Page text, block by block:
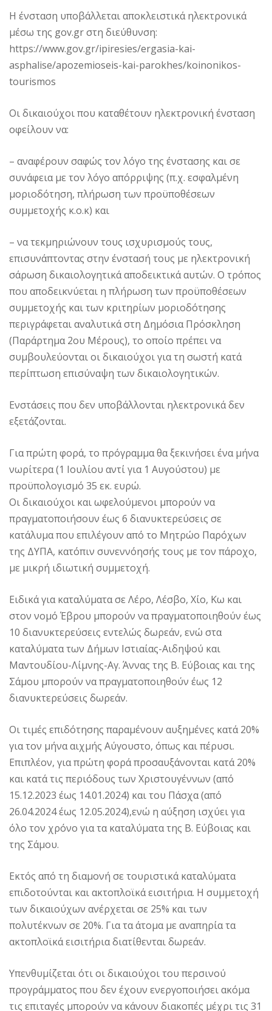
Η ένσταση υποβάλλεται αποκλειστικά ηλεκτρονικά
μέσω της gov.gr στη διεύθυνση:
https://www.gov.gr/ipiresies/ergasia-kai-
asphalise/apozemioseis-kai-parokhes/koinonikos-
tourismos
Οι δικαιούχοι που καταθέτουν ηλεκτρονική ένσταση
οφείλουν να:
– αναφέρουν σαφώς τον λόγο της ένστασης και σε
συνάφεια με τον λόγο απόρριψης (π.χ. εσφαλμένη
μοριοδότηση, πλήρωση των προϋποθέσεων
συμμετοχής κ.ο.κ) και
– να τεκμηριώνουν τους ισχυρισμούς τους,
επισυνάπτοντας στην ένστασή τους με ηλεκτρονική
σάρωση δικαιολογητικά αποδεικτικά αυτών. Ο τρόπος
που αποδεικνύεται η πλήρωση των προϋποθέσεων
συμμετοχής και των κριτηρίων μοριοδότησης
περιγράφεται αναλυτικά στη Δημόσια Πρόσκληση
(Παράρτημα 2ου Μέρους), το οποίο πρέπει να
συμβουλεύονται οι δικαιούχοι για τη σωστή κατά
περίπτωση επισύναψη των δικαιολογητικών.
Ενστάσεις που δεν υποβάλλονται ηλεκτρονικά δεν
εξετάζονται.
Για πρώτη φορά, το πρόγραμμα θα ξεκινήσει ένα μήνα
νωρίτερα (1 Ιουλίου αντί για 1 Αυγούστου) με
προϋπολογισμό 35 εκ. ευρώ.
Οι δικαιούχοι και ωφελούμενοι μπορούν να
πραγματοποιήσουν έως 6 διανυκτερεύσεις σε
κατάλυμα που επιλέγουν από το Μητρώο Παρόχων
της ΔΥΠΑ, κατόπιν συνεννόησής τους με τον πάροχο,
με μικρή ιδιωτική συμμετοχή.
Ειδικά για καταλύματα σε Λέρο, Λέσβο, Χίο, Κω και
στον νομό Έβρου μπορούν να πραγματοποιηθούν έως
10 διανυκτερεύσεις εντελώς δωρεάν, ενώ στα
καταλύματα των Δήμων Ιστιαίας-Αιδηψού και
Μαντουδίου-Λίμνης-Αγ. Άννας της Β. Εύβοιας και της
Σάμου μπορούν να πραγματοποιηθούν έως 12
διανυκτερεύσεις δωρεάν.
Οι τιμές επιδότησης παραμένουν αυξημένες κατά 20%
για τον μήνα αιχμής Αύγουστο, όπως και πέρυσι.
Επιπλέον, για πρώτη φορά προσαυξάνονται κατά 20%
και κατά τις περιόδους των Χριστουγέννων (από
15.12.2023 έως 14.01.2024) και του Πάσχα (από
26.04.2024 έως 12.05.2024),ενώ η αύξηση ισχύει για
όλο τον χρόνο για τα καταλύματα της Β. Εύβοιας και
της Σάμου.
Εκτός από τη διαμονή σε τουριστικά καταλύματα
επιδοτούνται και ακτοπλοϊκά εισιτήρια. Η συμμετοχή
των δικαιούχων ανέρχεται σε 25% και των
πολυτέκνων σε 20%. Για τα άτομα με αναπηρία τα
ακτοπλοϊκά εισιτήρια διατίθενται δωρεάν.
Υπενθυμίζεται ότι οι δικαιούχοι του περσινού
προγράμματος που δεν έχουν ενεργοποιήσει ακόμα
τις επιταγές μπορούν να κάνουν διακοπές μέχρι τις 31